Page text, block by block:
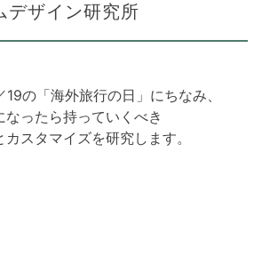
デザイン研究所
の「海外旅行の日」にちなみ、
ったら持っていくべき
スタマイズを研究します。